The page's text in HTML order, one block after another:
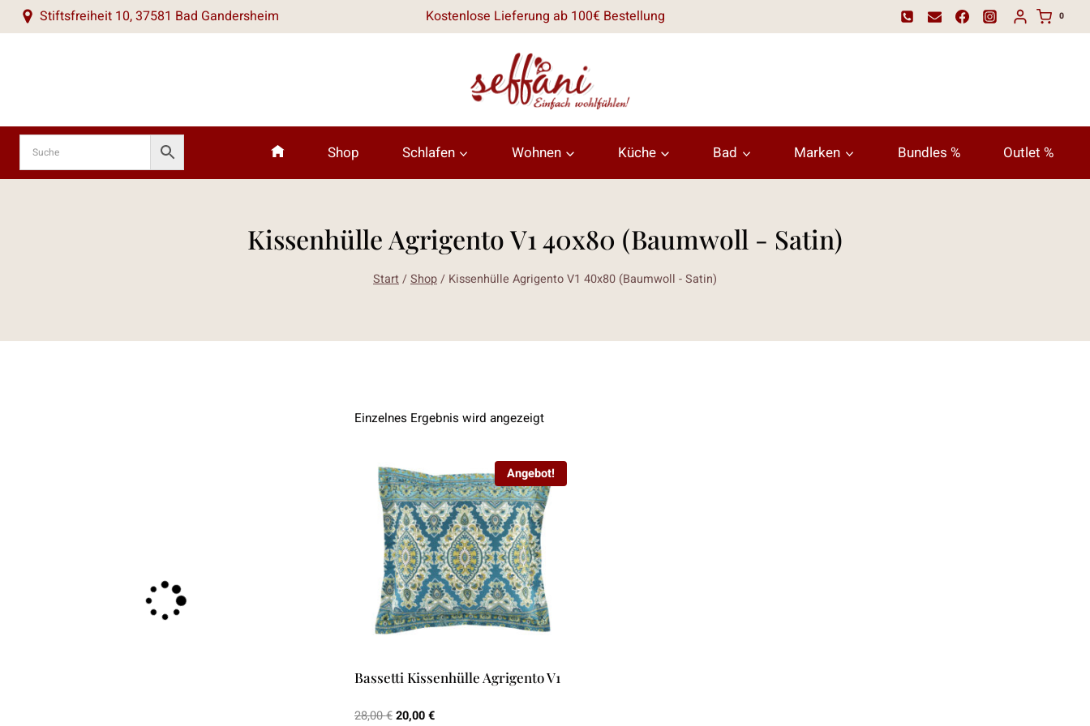
Zum
Inhalt
Stiftsfreiheit 10, 37581 Bad Gandersheim Kostenlose Lieferung ab 100€ Bestellung 0
Shop Schlafen Wohnen Küche Bad Marken Bundles % Outlet %
Kissenhülle Agrigento V1 40x80 (Baumwoll - Satin)
Start/Shop/ Kissenhülle Agrigento V1 40x80 (Baumwoll - Satin)
Einzelnes Ergebnis wird angezeigt
Angebot!
Bassetti Kissenhülle Agrigento V1
28,00€ Ursprünglicher
20,00€Aktueller